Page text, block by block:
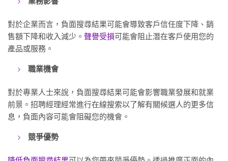
對於企業而言，負面搜尋結果可能會導致客戶信任度下降、銷
售額下降和收入減少。 聲譽受損可能會阻止潛在客戶使用您的
產品或服務。
職業機會
對於專業人士來說，負面搜尋結果可能會影響職業發展和就業
前景。招聘經理經常進行在線搜索以了解有關候選人的更多信
息，負面內容可能會阻礙您的機會。
競爭優勢